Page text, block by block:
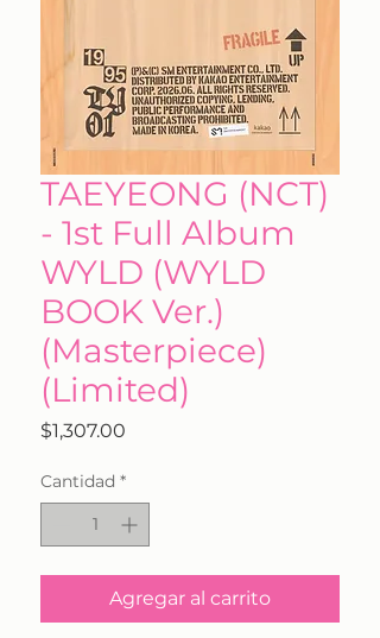
TAEYEONG (NCT)
- 1st Full Album
WYLD (WYLD
BOOK Ver.)
(Masterpiece)
(Limited)
$1,307.00
Cantidad *
Agregar al carrito